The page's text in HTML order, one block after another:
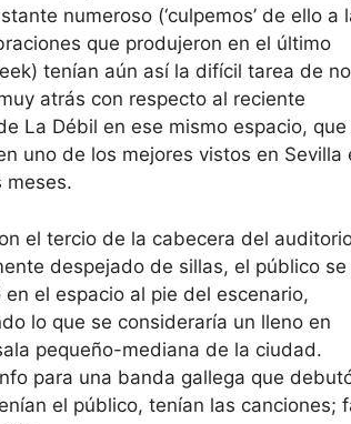
numeroso (‘culpemos’ de ello a
que produjeron en el último
tenían aún así la difícil tarea de no
atrás con respecto al reciente
La Débil en ese mismo espacio, que
uno de los mejores vistos en Sevilla
meses.
el tercio de la cabecera del
despejado de sillas, el público se
en el espacio al pie del escenario,
lo que se consideraría un lleno en
pequeño-mediana de la ciudad.
para una banda gallega que
el público, tenían las